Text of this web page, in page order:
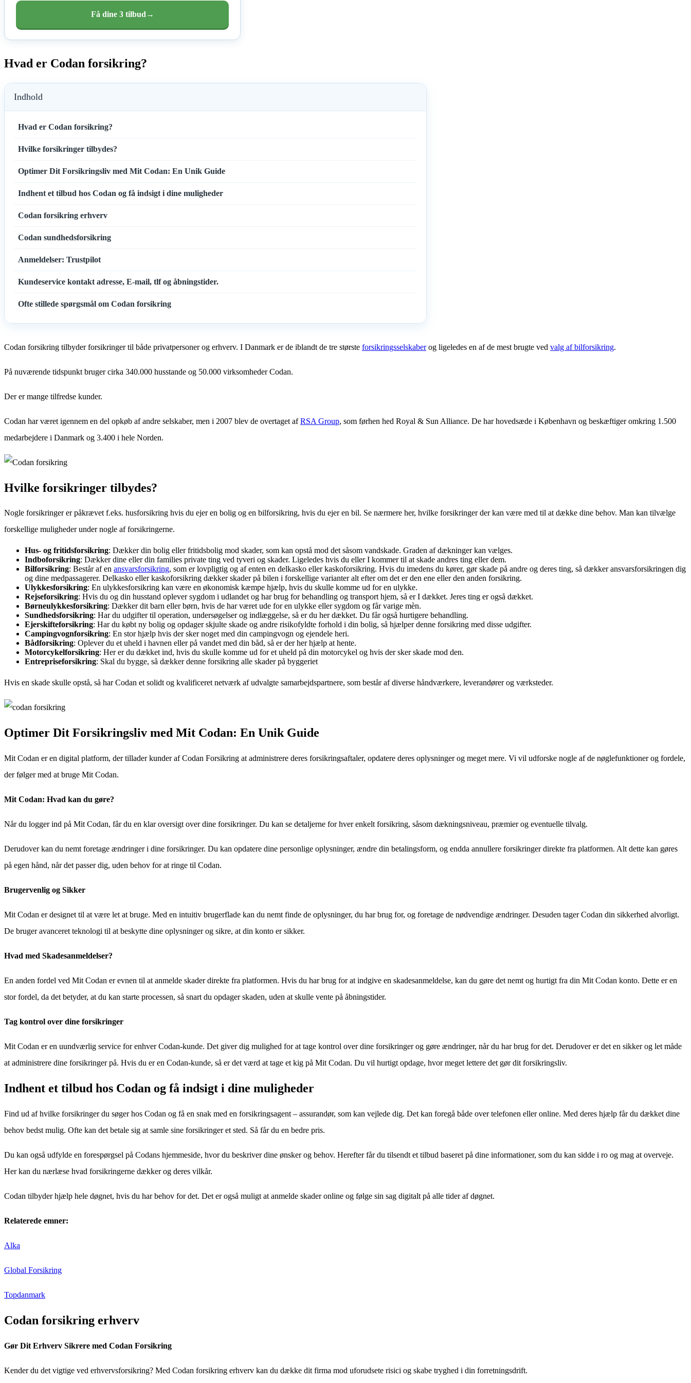
Få dine 3 tilbud →
Hvad er Codan forsikring?
Indhold
Hvad er Codan forsikring?
Hvilke forsikringer tilbydes?
Optimer Dit Forsikringsliv med Mit Codan: En Unik Guide
Indhent et tilbud hos Codan og få indsigt i dine muligheder
Codan forsikring erhverv
Codan sundhedsforsikring
Anmeldelser: Trustpilot
Kundeservice kontakt adresse, E-mail, tlf og åbningstider.
Ofte stillede spørgsmål om Codan forsikring
Codan forsikring tilbyder forsikringer til både privatpersoner og erhverv. I Danmark er de iblandt de tre største forsikringsselskaberog ligeledes en af de mest brugte ved valg af bilforsikring.
På nuværende tidspunkt bruger cirka 340.000 husstande og 50.000 virksomheder Codan.
Der er mange tilfredse kunder.
Codan har været igennem en del opkøb af andre selskaber, men i 2007 blev de overtaget afRSA Group, som førhen hed Royal & Sun Alliance. De har hovedsæde i København og beskæftiger omkring 1.500
medarbejdere i Danmark og 3.400 i hele Norden.
Hvilke forsikringer tilbydes?
Nogle forsikringer er påkrævet f.eks. husforsikring hvis du ejer en bolig og en bilforsikring, hvis du ejer en bil. Se nærmere her, hvilke forsikringer der kan være med til at dække dine behov. Man kan tilvælge
forskellige muligheder under nogle af forsikringerne.
Hus- og fritidsforsikring: Dækker din bolig eller fritidsbolig mod skader, som kan opstå mod det såsom vandskade. Graden af dækninger kan vælges.
Indboforsikring: Dækker dine eller din families private ting ved tyveri og skader. Ligeledes hvis du eller I kommer til at skade andres ting eller dem.
Bilforsikring: Består af en ansvarsforsikring, som er lovpligtig og af enten en delkasko eller kaskoforsikring. Hvis du imedens du kører, gør skade på andre og deres ting, så dækker ansvarsforsikringen dig
og dine medpassagerer. Delkasko eller kaskoforsikring dækker skader på bilen i forskellige varianter alt efter om det er den ene eller den anden forsikring.
Ulykkesforsikring: En ulykkesforsikring kan være en økonomisk kæmpe hjælp, hvis du skulle komme ud for en ulykke.
Rejseforsikring: Hvis du og din husstand oplever sygdom i udlandet og har brug for behandling og transport hjem, så er I dækket. Jeres ting er også dækket.
Børneulykkesforsikring: Dækker dit barn eller børn, hvis de har været ude for en ulykke eller sygdom og får varige mèn.
Sundhedsforsikring: Har du udgifter til operation, undersøgelser og indlæggelse, så er du her dækket. Du får også hurtigere behandling.
Ejerskifteforsikring: Har du købt ny bolig og opdager skjulte skade og andre risikofyldte forhold i din bolig, så hjælper denne forsikring med disse udgifter.
Campingvognforsikring: En stor hjælp hvis der sker noget med din campingvogn og ejendele heri.
Bådforsikring: Oplever du et uheld i havnen eller på vandet med din båd, så er der her hjælp at hente.
Motorcykelforsikring: Her er du dækket ind, hvis du skulle komme ud for et uheld på din motorcykel og hvis der sker skade mod den.
Entrepriseforsikring: Skal du bygge, så dækker denne forsikring alle skader på byggeriet
Hvis en skade skulle opstå, så har Codan et solidt og kvalificeret netværk af udvalgte samarbejdspartnere, som består af diverse håndværkere, leverandører og værksteder.
Optimer Dit Forsikringsliv med Mit Codan: En Unik Guide
Mit Codan er en digital platform, der tillader kunder af Codan Forsikring at administrere deres forsikringsaftaler, opdatere deres oplysninger og meget mere. Vi vil udforske nogle af de nøglefunktioner og fordele,
der følger med at bruge Mit Codan.
Mit Codan: Hvad kan du gøre?
Når du logger ind på Mit Codan, får du en klar oversigt over dine forsikringer. Du kan se detaljerne for hver enkelt forsikring, såsom dækningsniveau, præmier og eventuelle tilvalg.
Derudover kan du nemt foretage ændringer i dine forsikringer. Du kan opdatere dine personlige oplysninger, ændre din betalingsform, og endda annullere forsikringer direkte fra platformen. Alt dette kan gøres
på egen hånd, når det passer dig, uden behov for at ringe til Codan.
Brugervenlig og Sikker
Mit Codan er designet til at være let at bruge. Med en intuitiv brugerflade kan du nemt finde de oplysninger, du har brug for, og foretage de nødvendige ændringer. Desuden tager Codan din sikkerhed alvorligt.
De bruger avanceret teknologi til at beskytte dine oplysninger og sikre, at din konto er sikker.
Hvad med Skadesanmeldelser?
En anden fordel ved Mit Codan er evnen til at anmelde skader direkte fra platformen. Hvis du har brug for at indgive en skadesanmeldelse, kan du gøre det nemt og hurtigt fra din Mit Codan konto. Dette er en
stor fordel, da det betyder, at du kan starte processen, så snart du opdager skaden, uden at skulle vente på åbningstider.
Tag kontrol over dine forsikringer
Mit Codan er en uundværlig service for enhver Codan-kunde. Det giver dig mulighed for at tage kontrol over dine forsikringer og gøre ændringer, når du har brug for det. Derudover er det en sikker og let måde
at administrere dine forsikringer på. Hvis du er en Codan-kunde, så er det værd at tage et kig på Mit Codan. Du vil hurtigt opdage, hvor meget lettere det gør dit forsikringsliv.
Indhent et tilbud hos Codan og få indsigt i dine muligheder
Find ud af hvilke forsikringer du søger hos Codan og få en snak med en forsikringsagent – assurandør, som kan vejlede dig. Det kan foregå både over telefonen eller online. Med deres hjælp får du dækket dine
behov bedst mulig. Ofte kan det betale sig at samle sine forsikringer et sted. Så får du en bedre pris.
Du kan også udfylde en forespørgsel på Codans hjemmeside, hvor du beskriver dine ønsker og behov. Herefter får du tilsendt et tilbud baseret på dine informationer, som du kan sidde i ro og mag at overveje.
Her kan du nærlæse hvad forsikringerne dækker og deres vilkår.
Codan tilbyder hjælp hele døgnet, hvis du har behov for det. Det er også muligt at anmelde skader online og følge sin sag digitalt på alle tider af døgnet.
Relaterede emner:
Alka
Global Forsikring
Topdanmark
Codan forsikring erhverv
Gør Dit Erhverv Sikrere med Codan Forsikring
Kender du det vigtige ved erhvervsforsikring? Med Codan forsikring erhverv kan du dække dit firma mod uforudsete risici og skabe tryghed i din forretningsdrift.